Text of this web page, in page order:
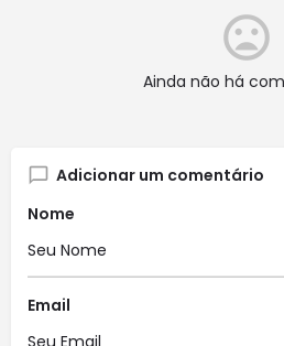
Ainda não há
Adicionar um comentário
Nome
Email